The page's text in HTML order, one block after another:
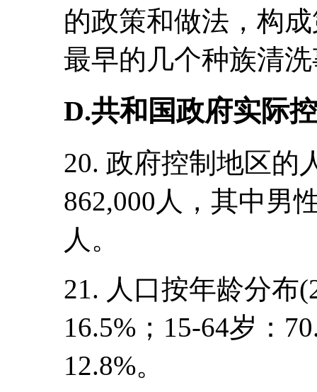
的政策和做法，构
最早的几个种族清
D.共和国政府实际
20. 政府控制地区的
862,000人，其中男
人。
21. 人口按年龄分布
16.5%；15-64岁：
12.8%。